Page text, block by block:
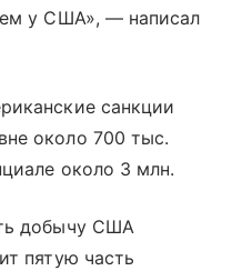
у США», — написал
санкции
около 700 тыс.
около 3 млн.
добычу США
пятую часть